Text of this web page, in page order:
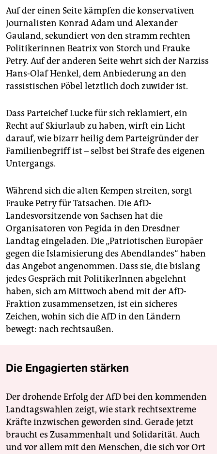
Auf der einen Seite kämpfen die konservativen
Journalisten Konrad Adam und Alexander
Gauland, sekundiert von den stramm rechten
Politikerinnen Beatrix von Storch und Frauke
Petry. Auf der anderen Seite wehrt sich der Narziss
Hans-Olaf Henkel, dem Anbiederung an den
rassistischen Pöbel letztlich doch zuwider ist.
Dass Parteichef Lucke für sich reklamiert, ein
Recht auf Skiurlaub zu haben, wirft ein Licht
darauf, wie bizarr heilig dem Parteigründer der
Familienbegriff ist – selbst bei Strafe des eigenen
Untergangs.
Während sich die alten Kempen streiten, sorgt
Frauke Petry für Tatsachen. Die AfD-
Landesvorsitzende von Sachsen hat die
Organisatoren von Pegida in den Dresdner
Landtag eingeladen. Die „Patriotischen Europäer
gegen die Islamisierung des Abendlandes“ haben
das Angebot angenommen. Dass sie, die bislang
jedes Gespräch mit PolitikerInnen abgelehnt
haben, sich am Mittwoch abend mit der AfD-
Fraktion zusammensetzen, ist ein sicheres
Zeichen, wohin sich die AfD in den Ländern
bewegt: nach rechtsaußen.
Die Engagierten stärken
Der drohende Erfolg der AfD bei den kommenden
Landtagswahlen zeigt, wie stark rechtsextreme
Kräfte inzwischen geworden sind. Gerade jetzt
braucht es Zusammenhalt und Solidarität. Auch
und vor allem mit den Menschen, die sich vor Ort